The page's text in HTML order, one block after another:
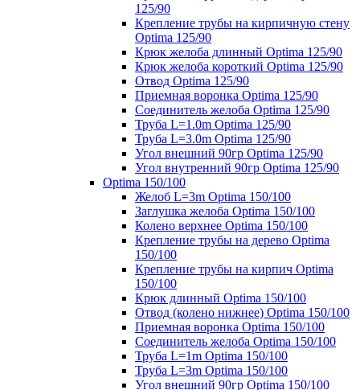
125/90
Крепление трубы на кирпичную стену
Optima 125/90
Крюк желоба длинный Optima 125/90
Крюк желоба короткий Optima 125/90
Отвод Optima 125/90
Приемная воронка Optima 125/90
Соединитель желоба Optima 125/90
Труба L=1.0m Optima 125/90
Труба L=3.0m Optima 125/90
Угол внешний 90гр Optima 125/90
Угол внутренний 90гр Optima 125/90
Optima 150/100
Желоб L=3m Optima 150/100
Заглушка желоба Optima 150/100
Колено верхнее Optima 150/100
Крепление трубы на дерево Optima
150/100
Крепление трубы на кирпич Optima
150/100
Крюк длинный Optima 150/100
Отвод (колено нижнее) Optima 150/100
Приемная воронка Optima 150/100
Соединитель желоба Optima 150/100
Труба L=1m Optima 150/100
Труба L=3m Optima 150/100
Угол внешний 90гр Optima 150/100